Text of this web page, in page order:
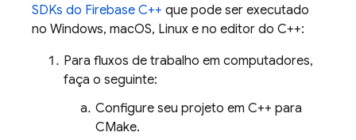
SDKs do Firebase C++ que pode ser executado
no Windows, macOS, Linux e no editor do C++:
Para fluxos de trabalho em computadores,
faça o seguinte:
Configure seu projeto em C++ para
CMake.